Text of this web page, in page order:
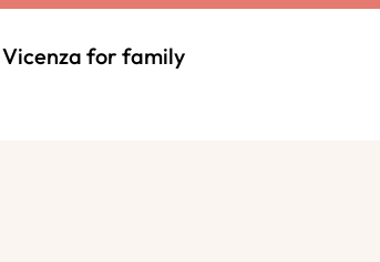
Vicenza for family